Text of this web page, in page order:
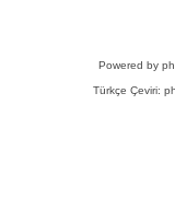
Powered by
Türkçe Çeviri: